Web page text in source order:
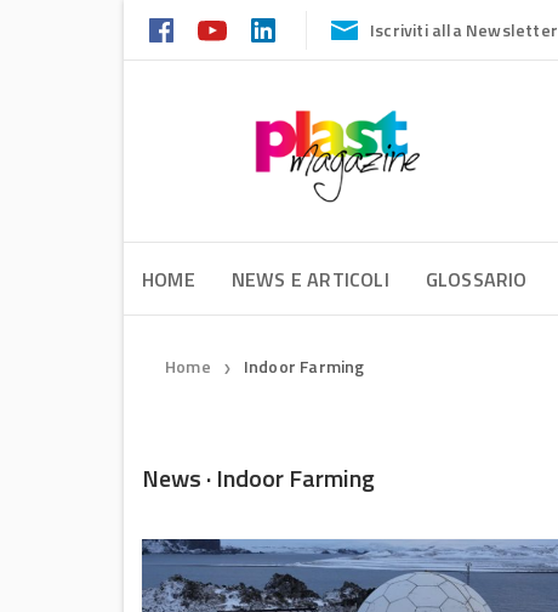
Iscriviti alla Newsletter
HOME NEWS E ARTICOLI GLOSSARIO
Home ❯ Indoor Farming
News · Indoor Farming